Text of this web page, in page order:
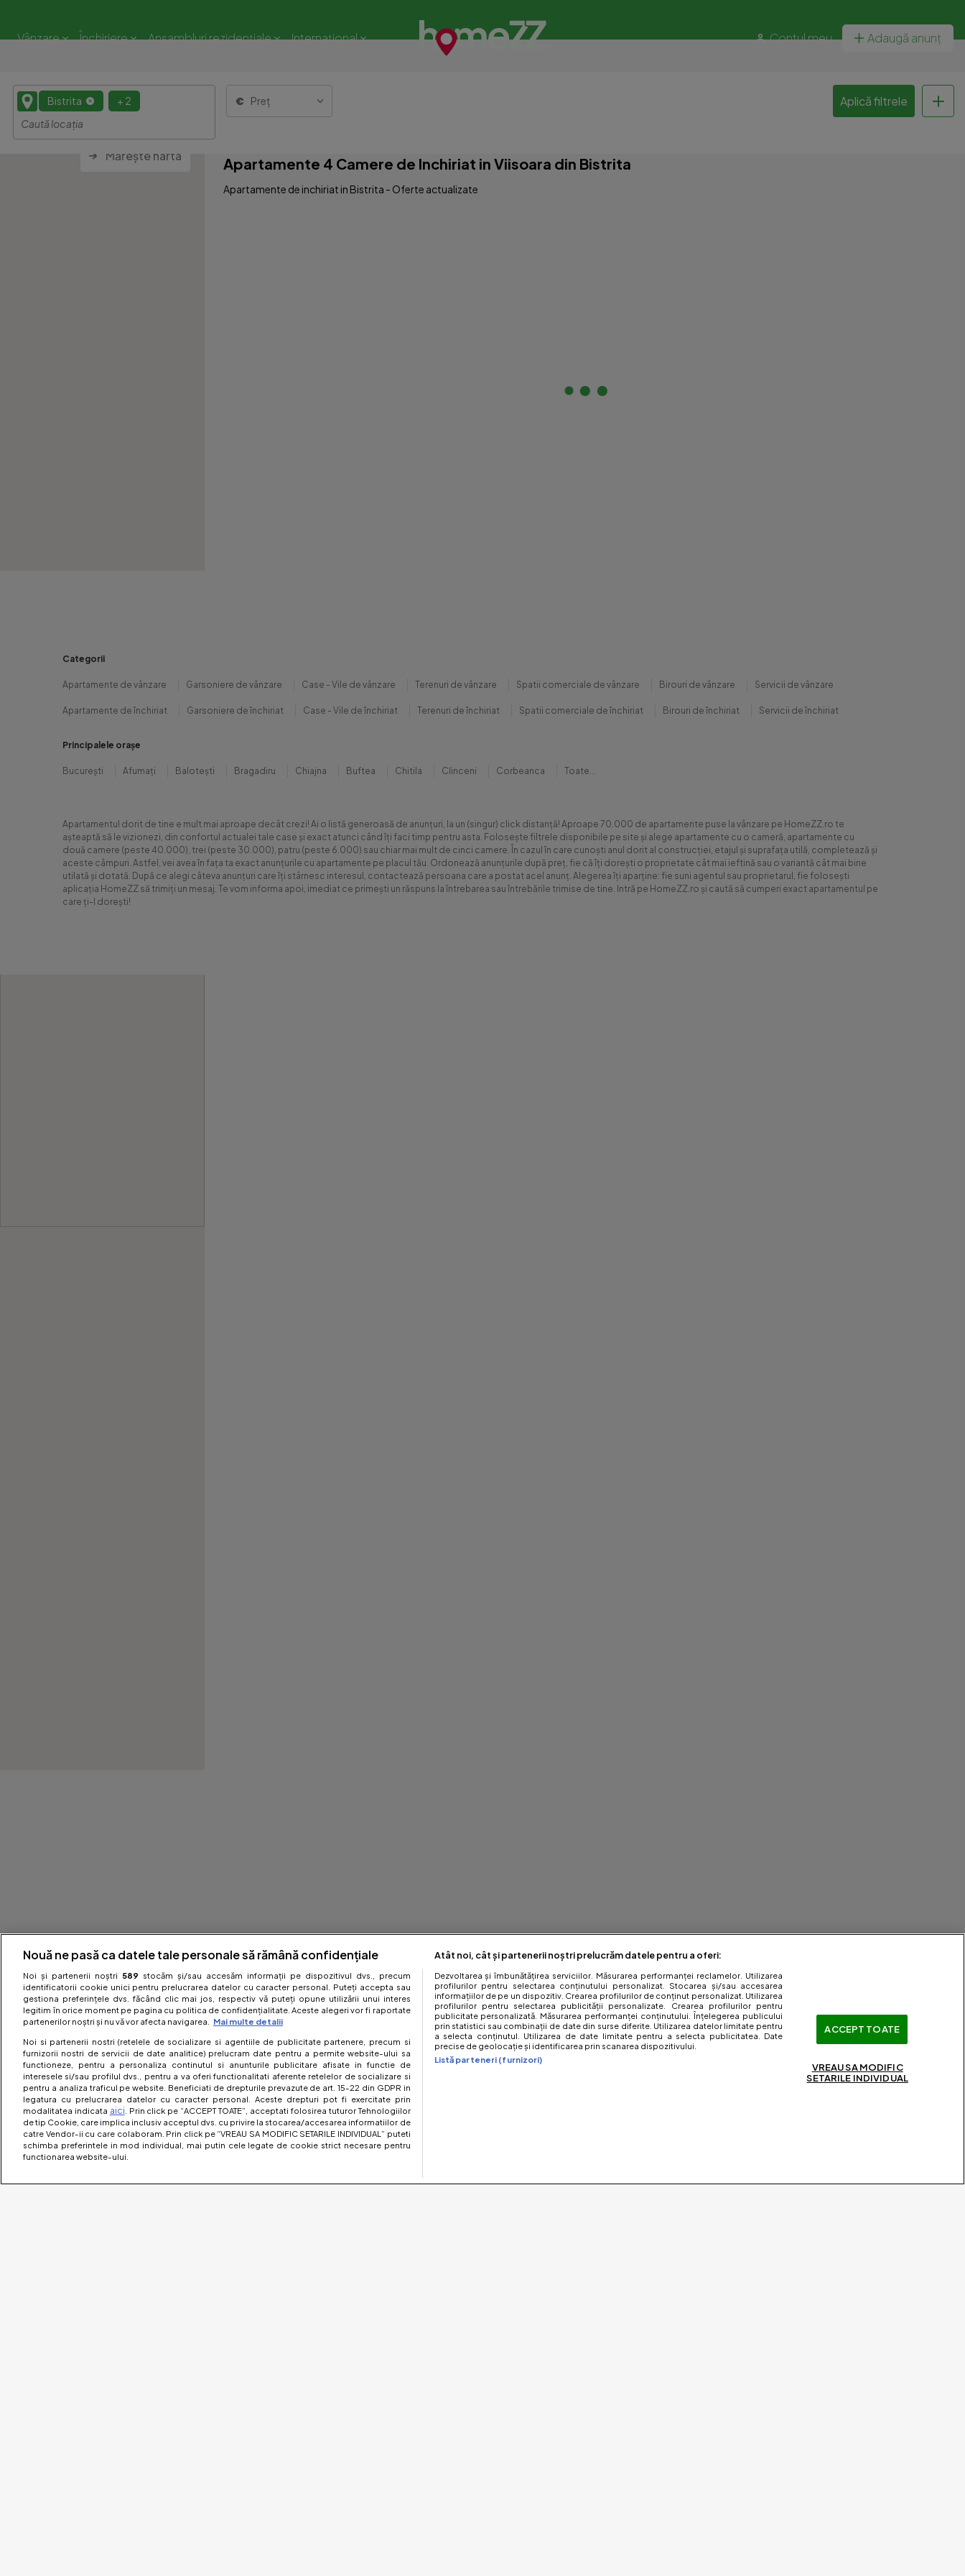
Vânzare Închiriere Ansambluri rezidențiale Internațional Contul meu Adaugă anunț
Bistrita + 2 Preț Aplică filtrele
Mărește harta Apartamente 4 Camere de Inchiriat in Viisoara din Bistrita
Apartamente de inchiriat in Bistrita - Oferte actualizate
Categorii
Apartamente de vânzare Garsoniere de vânzare Case - Vile de vânzare Terenuri de vânzare Spatii comerciale de vânzare Birouri de vânzare Servicii de vânzare
Apartamente de închiriat Garsoniere de închiriat Case - Vile de închiriat Terenuri de închiriat Spatii comerciale de închiriat Birouri de închiriat Servicii de închiriat
Principalele orașe
București Afumați Balotești Bragadiru Chiajna Buftea Chitila Clinceni Corbeanca Toate...
Apartamentul dorit de tine e mult mai aproape decât crezi! Ai o listă generoasă de anunțuri, la un (singur) click distanță! Aproape 70.000 de apartamente puse la vânzare pe HomeZZ.ro te
așteaptă să le vizionezi, din confortul actualei tale case și exact atunci când îți faci timp pentru asta. Folosește filtrele disponibile pe site și alege apartamente cu o cameră, apartamente cu
două camere (peste 40.000), trei (peste 30.000), patru (peste 6.000) sau chiar mai mult de cinci camere. În cazul în care cunoști anul dorit al construcției, etajul și suprafața utilă, completează și
aceste câmpuri. Astfel, vei avea în fața ta exact anunțurile cu apartamente pe placul tău. Ordonează anunțurile după preț, fie că îți dorești o proprietate cât mai ieftină sau o variantă cât mai bine
utilată și dotată. După ce alegi câteva anunțuri care îți stârnesc interesul, contactează persoana care a postat acel anunț. Alegerea îți aparține: fie suni agentul sau proprietarul, fie folosești
aplicația HomeZZ să trimiți un mesaj. Te vom informa apoi, imediat ce primești un răspuns la întrebarea sau întrebările trimise de tine. Intră pe HomeZZ.ro și caută să cumperi exact apartamentul pe
care ți-l dorești!
Nouă ne pasă ca datele tale personale să rămână confidențiale
Noi și partenerii noștri 589 stocăm și/sau accesăm informații pe dispozitivul dvs., precum
identificatorii cookie unici pentru prelucrarea datelor cu caracter personal. Puteți accepta sau
gestiona preferințele dvs. făcând clic mai jos, respectiv vă puteți opune utilizării unui interes
legitim în orice moment pe pagina cu politica de confidențialitate. Aceste alegeri vor fi raportate
partenerilor noștri și nu vă vor afecta navigarea.
Mai multe detalii
Noi si partenerii nostri (retelele de socializare si agentiile de publicitate partenere, precum si
furnizorii nostri de servicii de date analitice) prelucram date pentru a permite website-ului sa
functioneze, pentru a personaliza continutul si anunturile publicitare afisate in functie de
interesele si/sau profilul dvs., pentru a va oferi functionalitati aferente retelelor de socializare si
pentru a analiza traficul pe website. Beneficiati de drepturile prevazute de art. 15-22 din GDPR in
legatura cu prelucrarea datelor cu caracter personal. Aceste drepturi pot fi exercitate prin
modalitatea indicata aici . Prin click pe “ACCEPT TOATE”, acceptati folosirea tuturor Tehnologiilor
de tip Cookie, care implica inclusiv acceptul dvs. cu privire la stocarea/accesarea informatiilor de
catre Vendor-ii cu care colaboram. Prin click pe “VREAU SA MODIFIC SETARILE INDIVIDUAL” puteti
schimba preferintele in mod individual, mai putin cele legate de cookie strict necesare pentru
functionarea website-ului.
Atât noi, cât și partenerii noștri prelucrăm datele pentru a oferi:
Dezvoltarea și îmbunătățirea serviciilor. Măsurarea performanței reclamelor. Utilizarea
profilurilor pentru selectarea conținutului personalizat. Stocarea și/sau accesarea
informațiilor de pe un dispozitiv. Crearea profilurilor de conținut personalizat. Utilizarea
profilurilor pentru selectarea publicității personalizate. Crearea profilurilor pentru
publicitate personalizată. Măsurarea performanței conținutului. Înțelegerea publicului
prin statistici sau combinații de date din surse diferite. Utilizarea datelor limitate pentru
a selecta conținutul. Utilizarea de date limitate pentru a selecta publicitatea. Date
precise de geolocație și identificarea prin scanarea dispozitivului.
Listă parteneri (furnizori)
ACCEPT TOATE
VREAU SA MODIFIC
SETARILE INDIVIDUAL